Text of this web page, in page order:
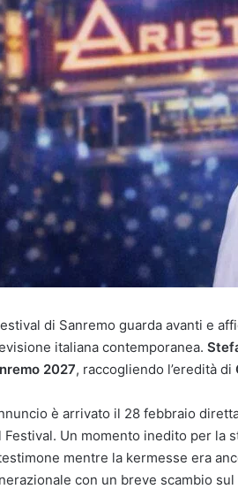
di Sanremo guarda avanti e
italiana contemporanea.
2027, raccogliendo l’eredità di
è arrivato il 28 febbraio
Festival. Un momento inedito per la
mentre la kermesse era
con un breve scambio sul